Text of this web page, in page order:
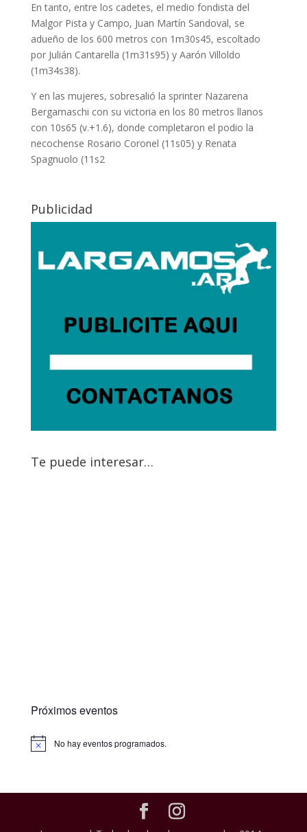
En tanto, entre los cadetes, el medio fondista del
Malgor Pista y Campo, Juan Martín Sandoval, se
adueño de los 600 metros con 1m30s45, escoltado
por Julián Cantarella (1m31s95) y Aarón Villoldo
(1m34s38).
Y en las mujeres, sobresalió la sprinter Nazarena
Bergamaschi con su victoria en los 80 metros llanos
con 10s65 (v.+1.6), donde completaron el podio la
necochense Rosario Coronel (11s05) y Renata
Spagnuolo (11s2
Publicidad
Te puede interesar…
Próximos eventos
No hay eventos programados.